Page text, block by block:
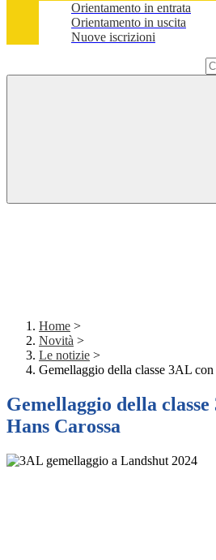
Orientamento in entrata
Orientamento in uscita
Nuove iscrizioni
Home >
Novità >
Le notizie >
Gemellaggio della classe 3AL
Gemellaggio della
Hans Carossa